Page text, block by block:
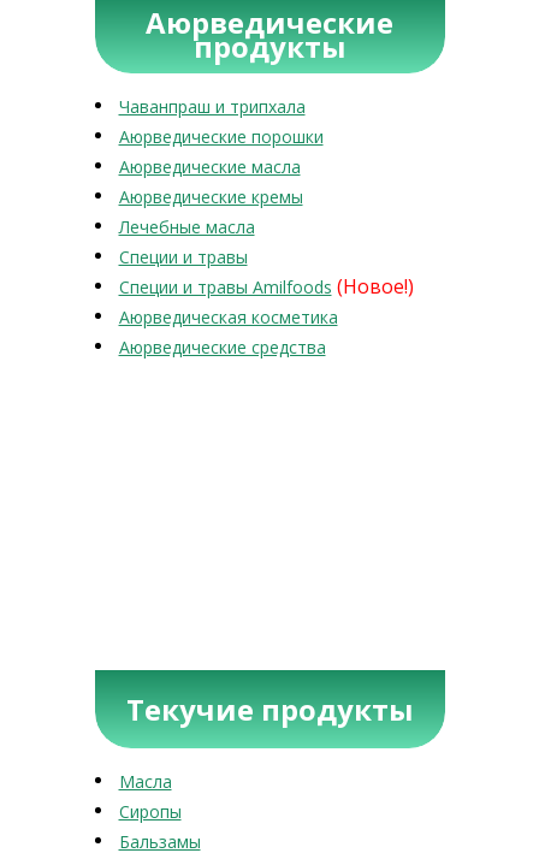
Аюрведические
продукты
Чаванпраш и трипхала
Аюрведические порошки
Аюрведические масла
Аюрведические кремы
Лечебные масла
Специи и травы
Специи и травы Amilfoods (Новое!)
Аюрведическая косметика
Аюрведические средства
Текучие продукты
Масла
Сиропы
Бальзамы